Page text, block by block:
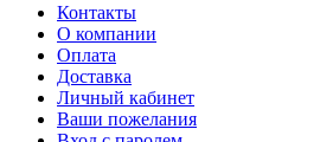
Контакты
О компании
Оплата
Доставка
Личный кабинет
Ваши пожелания